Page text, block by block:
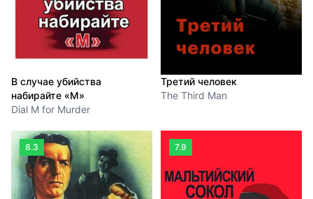
В случае убийства
набирайте «М»
Dial M for Murder
Третий человек
The Third Man
8.3 7.9